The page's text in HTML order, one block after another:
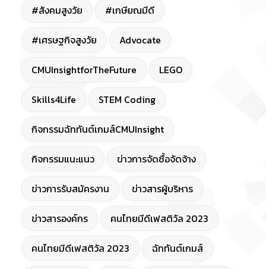
#สังคมสูงวัย #เกษียณมีดี
#เศรษฐกิจสูงวัย Advocate
CMUInsightforTheFuture LEGO
Skills4Life STEM Coding
กิจกรรมฉัททันต์เกมส์CMUInsight
กิจกรรมแนะแนว ข่าวการจัดซื้อจัดจ้าง
ข่าวการรับสมัครงาน ข่าวสารผู้บริหาร
ข่าวสารองค์กร คนไทยมีดีเฟสติวัล 2023
คนไทยมีดีเฟสติวัล 2023 ฉัททันต์เกมส์